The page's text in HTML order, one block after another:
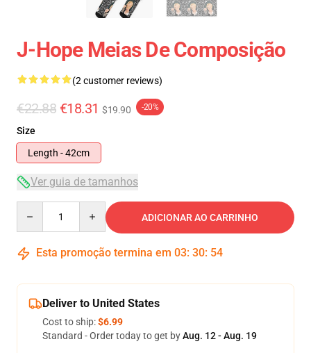
J-Hope Meias De Composição
(2 customer reviews)
€22.88 €18.31 $19.90 -20%
Size
Length - 42cm
Ver guia de tamanhos
ADICIONAR AO CARRINHO
Esta promoção termina em 03: 30: 54
Deliver to United States
Cost to ship:$6.99
Standard - Order today to get byAug. 12 - Aug. 19